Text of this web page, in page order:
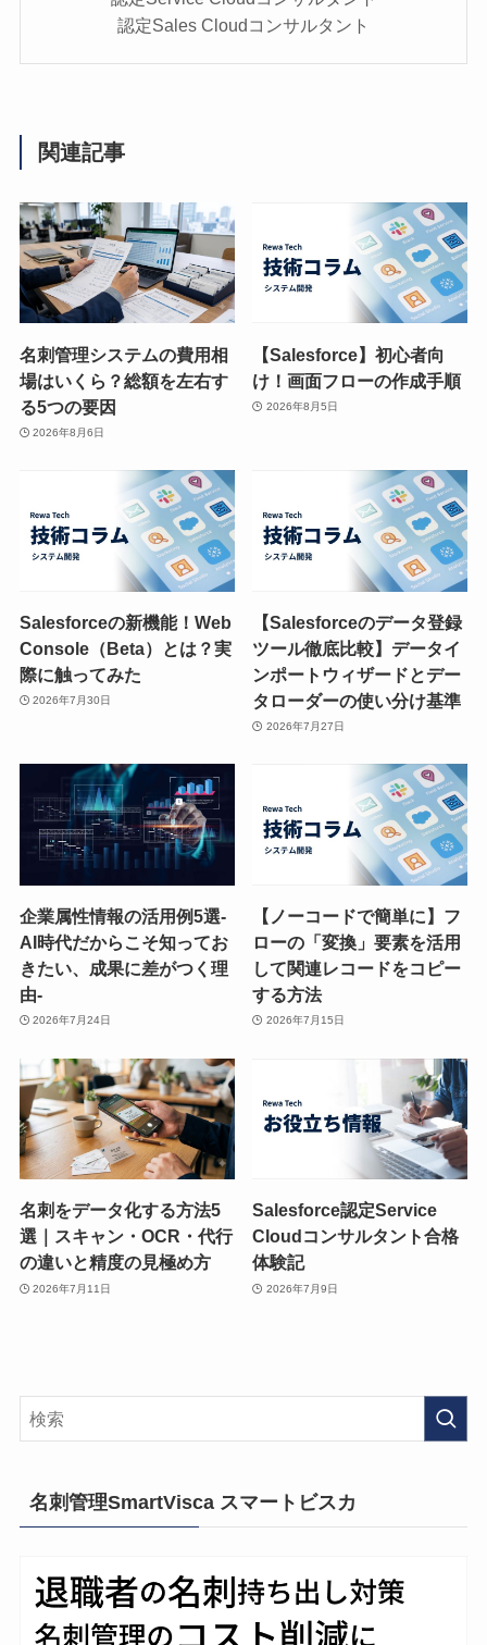
認定Sales Cloudコンサルタント
関連記事
名刺管理システムの費用相
場はいくら？総額を左右す
る5つの要因
2026年8月6日
【Salesforce】初心者向
け！画面フローの作成手順
2026年8月5日
Salesforceの新機能！Web
Console（Beta）とは？実
際に触ってみた
2026年7月30日
【Salesforceのデータ登録
ツール徹底比較】データイ
ンポートウィザードとデー
タローダーの使い分け基準
2026年7月27日
企業属性情報の活用例5選-
AI時代だからこそ知ってお
きたい、成果に差がつく理
由-
2026年7月24日
【ノーコードで簡単に】フ
ローの「変換」要素を活用
して関連レコードをコピー
する方法
2026年7月15日
名刺をデータ化する方法5
選｜スキャン・OCR・代行
の違いと精度の見極め方
2026年7月11日
Salesforce認定Service
Cloudコンサルタント合格
体験記
2026年7月9日
名刺管理SmartVisca スマートビスカ